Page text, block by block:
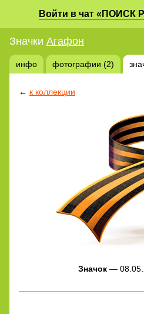
Войти в чат «ПОИСК
Значки Агафон
инфо фотографии (2)
← к коллекции
Значок—